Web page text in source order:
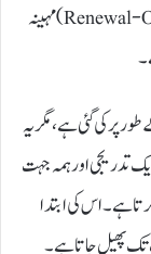
مہینہ ہے۔ اس اعتبار سے رمضان ایک تجدیدی (Renewal-Oriented) مہینہ
پر کی گئی ہے، مگر یہ
تدریجی اور ہمہ جہت
ہے۔ اس کی ابتدا
تک پھیل جاتا ہے۔